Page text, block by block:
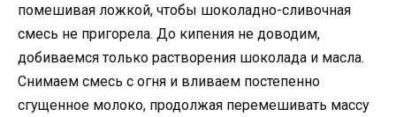
помешивая ложкой, чтобы шоколадно-сливочная
смесь не пригорела. До кипения не доводим,
добиваемся только растворения шоколада и масла.
Снимаем смесь с огня и вливаем постепенно
сгущенное молоко, продолжая перемешивать массу